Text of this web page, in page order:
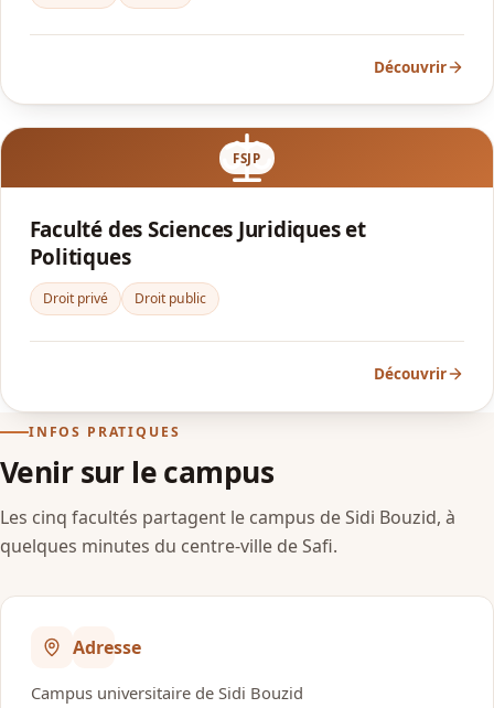
Découvrir
FSJP
Faculté des Sciences Juridiques et
Politiques
Droit privé Droit public
Découvrir
INFOS PRATIQUES
Venir sur le campus
Les cinq facultés partagent le campus de Sidi Bouzid, à
quelques minutes du centre-ville de Safi.
Adresse
Campus universitaire de Sidi Bouzid